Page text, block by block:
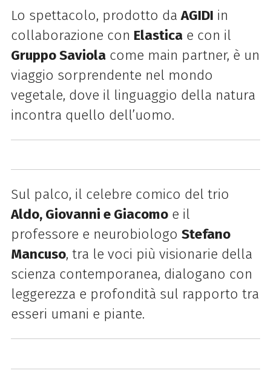
Lo spettacolo, prodotto daAGIDI in
collaborazione con Elasticae con il
Gruppo Saviolacome main partner, è un
viaggio sorprendente nel mondo
vegetale, dove il linguaggio della natura
incontra quello dell’uomo.
Sul palco, il celebre comico del trio
Aldo, Giovanni e Giacomoe il
professore e neurobiologo Stefano
Mancuso, tra le voci più visionarie della
scienza contemporanea, dialogano con
leggerezza e profondità sul rapporto tra
esseri umani e piante.